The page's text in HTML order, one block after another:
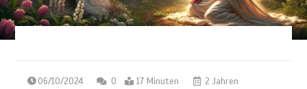
06/10/2024 0 17 Minuten 2 Jahren